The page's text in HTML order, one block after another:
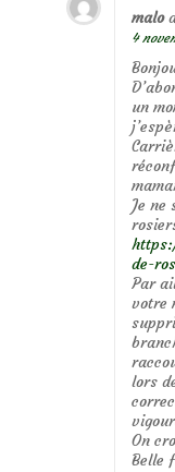
malo
4
un
Je ne
de-
Par
votre
lors
On
Belle